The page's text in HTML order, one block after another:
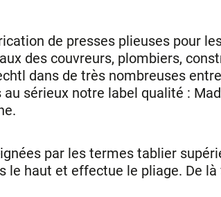
de presses plieuses pour
des couvreurs, plombiers,
dans de très nombreuses
sérieux notre label qualité :
par les termes tablier
haut et effectue le pliage. De